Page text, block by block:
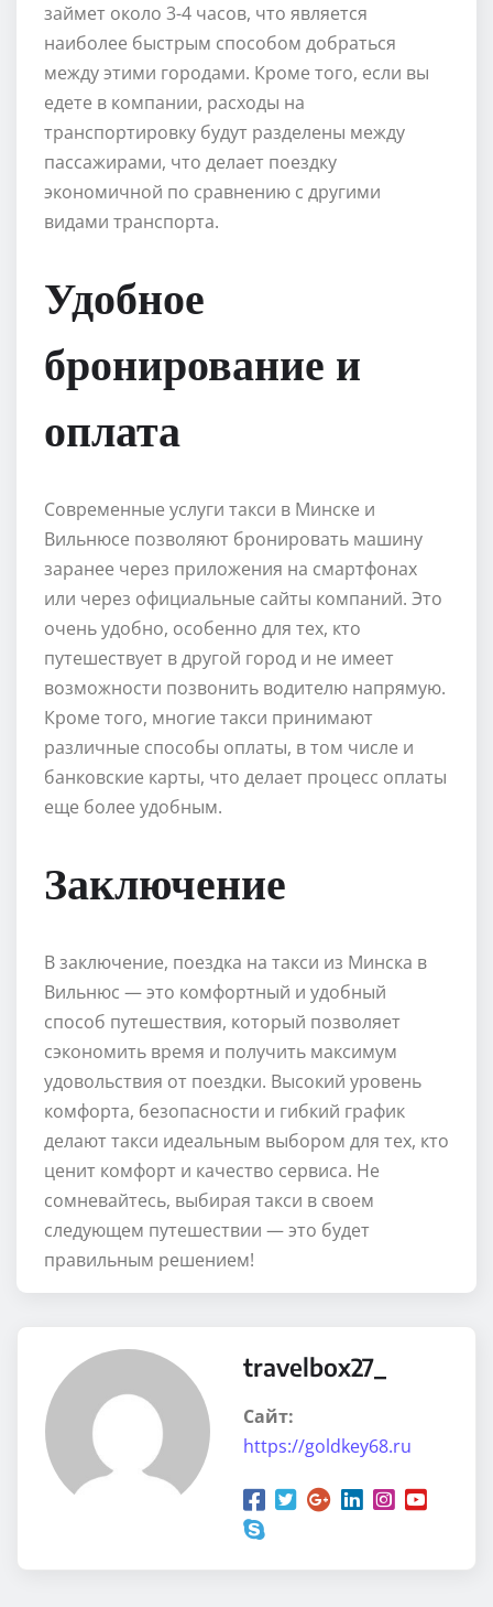
займет около 3-4 часов, что является
наиболее быстрым способом добраться
между этими городами. Кроме того, если вы
едете в компании, расходы на
транспортировку будут разделены между
пассажирами, что делает поездку
экономичной по сравнению с другими
видами транспорта.
Удобное
бронирование и
оплата
Современные услуги такси в Минске и
Вильнюсе позволяют бронировать машину
заранее через приложения на смартфонах
или через официальные сайты компаний. Это
очень удобно, особенно для тех, кто
путешествует в другой город и не имеет
возможности позвонить водителю напрямую.
Кроме того, многие такси принимают
различные способы оплаты, в том числе и
банковские карты, что делает процесс оплаты
еще более удобным.
Заключение
В заключение, поездка на такси из Минска в
Вильнюс — это комфортный и удобный
способ путешествия, который позволяет
сэкономить время и получить максимум
удовольствия от поездки. Высокий уровень
комфорта, безопасности и гибкий график
делают такси идеальным выбором для тех, кто
ценит комфорт и качество сервиса. Не
сомневайтесь, выбирая такси в своем
следующем путешествии — это будет
правильным решением!
travelbox27_
Сайт:
https://goldkey68.ru